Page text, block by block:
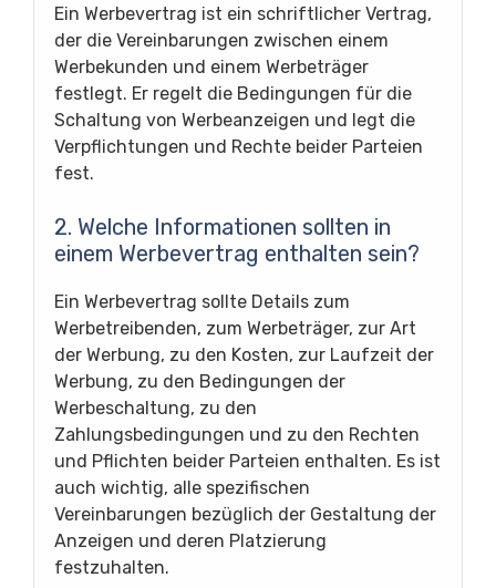
Ein Werbevertrag ist ein schriftlicher Vertrag,
der die Vereinbarungen zwischen einem
Werbekunden und einem Werbeträger
festlegt. Er regelt die Bedingungen für die
Schaltung von Werbeanzeigen und legt die
Verpflichtungen und Rechte beider Parteien
fest.
2. Welche Informationen sollten in
einem Werbevertrag enthalten sein?
Ein Werbevertrag sollte Details zum
Werbetreibenden, zum Werbeträger, zur Art
der Werbung, zu den Kosten, zur Laufzeit der
Werbung, zu den Bedingungen der
Werbeschaltung, zu den
Zahlungsbedingungen und zu den Rechten
und Pflichten beider Parteien enthalten. Es ist
auch wichtig, alle spezifischen
Vereinbarungen bezüglich der Gestaltung der
Anzeigen und deren Platzierung
festzuhalten.